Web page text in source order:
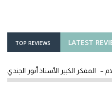
LATEST
TOP REVIEWS
– المفكر الكبير الأستاذ أنور الجندي